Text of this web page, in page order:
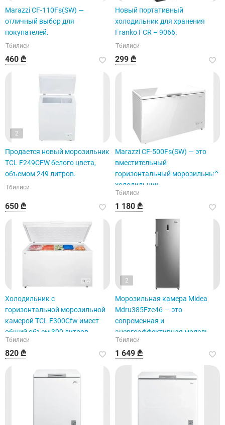
Marazzi CF-110Fs(SW) —
отличный выбор для
покупателей.
Тбилиси
460 ₾
Новый портативный
холодильник для хранения
Franko FCR – 9066.
Тбилиси
299 ₾
2
Продается новый морозильник
TCL F249CFW белого цвета,
объемом 249 литров.
Тбилиси
650 ₾
Marazzi CF-500Fs(SW) — это
вместительный
горизонтальный морозильный
холодильник.
Тбилиси
1 180 ₾
Холодильник с
горизонтальной морозильной
камерой TCL F300Cfw имеет
общий объем 300 литров.
Тбилиси
820 ₾
2
Морозильная камера Midea
Mdru385Fze46 — это
современная и
энергоэффективная модель.
Тбилиси
1 649 ₾